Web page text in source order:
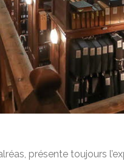
présente toujours